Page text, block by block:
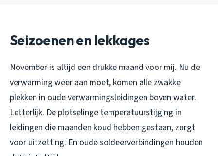
Seizoenen en lekkages
November is altijd een drukke maand voor mij. Nu de
verwarming weer aan moet, komen alle zwakke
plekken in oude verwarmingsleidingen boven water.
Letterlijk. De plotselinge temperatuurstijging in
leidingen die maanden koud hebben gestaan, zorgt
voor uitzetting. En oude soldeerverbindingen houden